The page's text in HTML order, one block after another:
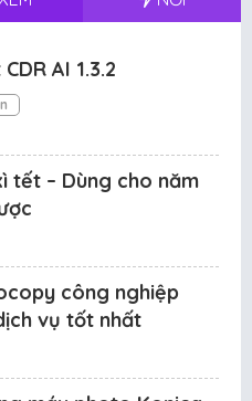
AI 1.3.2
tết – Dùng cho năm
công nghiệp
vụ tốt nhất